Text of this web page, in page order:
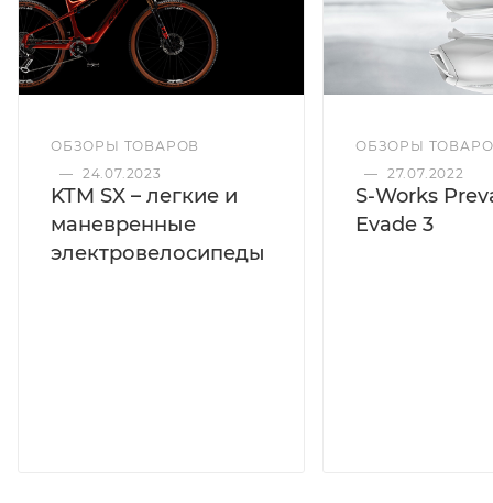
ОБЗОРЫ ТОВАРОВ
— 24.07.2023
KTM SX – легкие и
маневренные
электровелосипеды
ОБЗОРЫ
— 27.07.2022
S-Works
Evade 3